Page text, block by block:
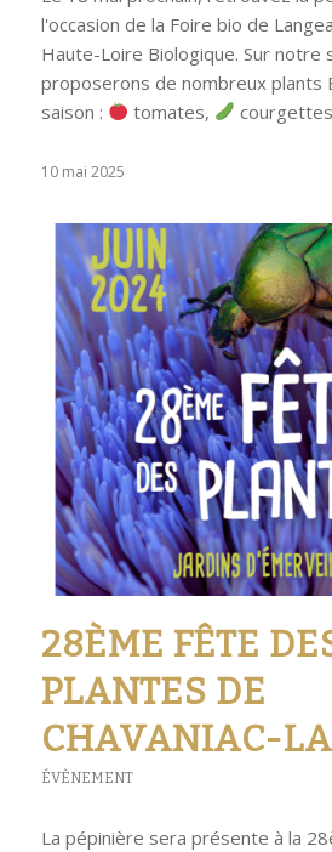
l'occasion de la Foire bio de
Haute-Loire Biologique. Sur notre
proposerons de nombreux plants
saison :
tomates,
10 mai 2025
28ÈME FÊTE
PLANTES DE
CHAVANIAC-
ÉVÈNEMENT
La pépinière sera présente à la